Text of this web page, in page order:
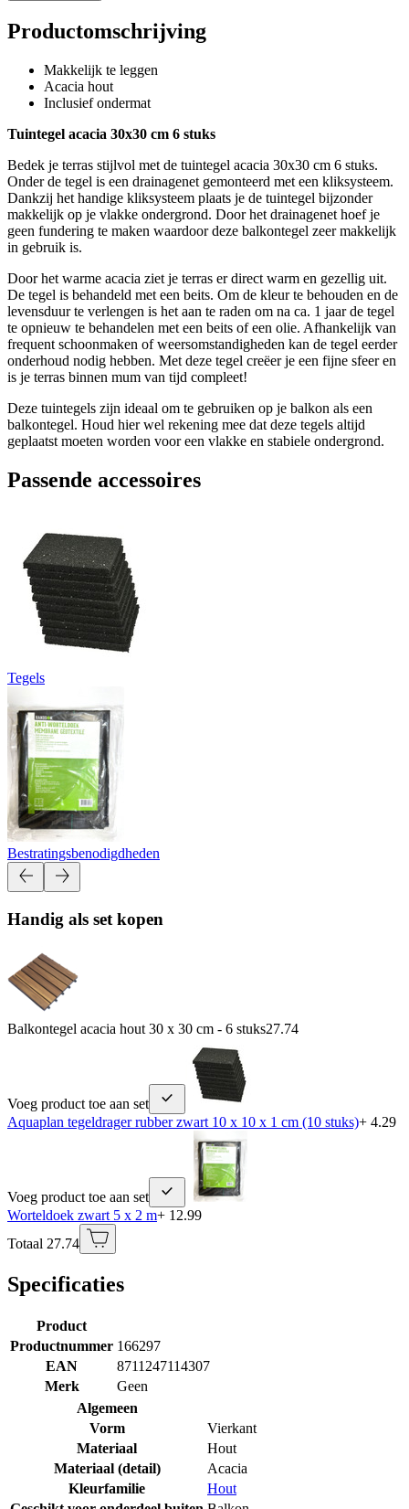
Productomschrijving
Makkelijk te leggen
Acacia hout
Inclusief ondermat
Tuintegel acacia 30x30 cm 6 stuks
Bedek je terras stijlvol met de tuintegel acacia 30x30 cm 6 stuks.
Onder de tegel is een drainagenet gemonteerd met een kliksysteem.
Dankzij het handige kliksysteem plaats je de tuintegel bijzonder
makkelijk op je vlakke ondergrond. Door het drainagenet hoef je
geen fundering te maken waardoor deze balkontegel zeer makkelijk
in gebruik is.
Door het warme acacia ziet je terras er direct warm en gezellig uit.
De tegel is behandeld met een beits. Om de kleur te behouden en de
levensduur te verlengen is het aan te raden om na ca. 1 jaar de tegel
te opnieuw te behandelen met een beits of een olie. Afhankelijk van
frequent schoonmaken of weersomstandigheden kan de tegel eerder
onderhoud nodig hebben. Met deze tegel creëer je een fijne sfeer en
is je terras binnen mum van tijd compleet!
Deze tuintegels zijn ideaal om te gebruiken op je balkon als een
balkontegel. Houd hier wel rekening mee dat deze tegels altijd
geplaatst moeten worden voor een vlakke en stabiele ondergrond.
Passende accessoires
Tegels
Bestratingsbenodigdheden
Handig als set kopen
Balkontegel acacia hout 30 x 30 cm - 6 stuks27.74
Voeg product toe aan set
Aquaplan tegeldrager rubber zwart 10 x 10 x 1 cm (10 stuks)+ 4.29
Voeg product toe aan set
Worteldoek zwart 5 x 2 m+ 12.99
Totaal 27.74
Specificaties
Product
Productnummer 166297
EAN
8711247114307
Merk
Geen
Algemeen
Vorm
Vierkant
Materiaal
Hout
Materiaal (detail)
Acacia
Kleurfamilie
Hout